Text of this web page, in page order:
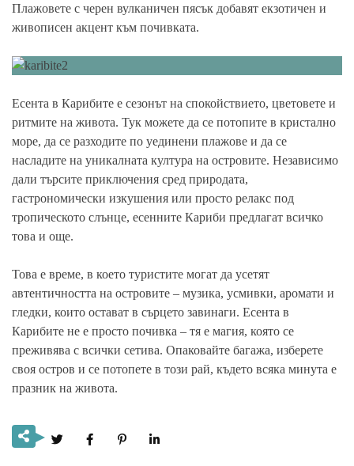
Плажовете с черен вулканичен пясък добавят екзотичен и
живописен акцент към почивката.
Есента в Карибите е сезонът на спокойствието, цветовете и
ритмите на живота. Тук можете да се потопите в кристално
море, да се разходите по уединени плажове и да се
насладите на уникалната култура на островите. Независимо
дали търсите приключения сред природата,
гастрономически изкушения или просто релакс под
тропическото слънце, есенните Кариби предлагат всичко
това и още.
Това е време, в което туристите могат да усетят
автентичността на островите – музика, усмивки, аромати и
гледки, които остават в сърцето завинаги. Есента в
Карибите не е просто почивка – тя е магия, която се
преживява с всички сетива. Опаковайте багажа, изберете
своя остров и се потопете в този рай, където всяка минута е
празник на живота.